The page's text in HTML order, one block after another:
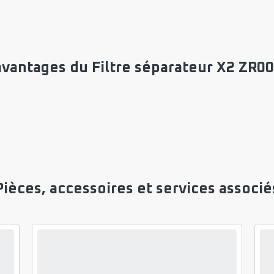
du Filtre séparateur X2
accessoires et services